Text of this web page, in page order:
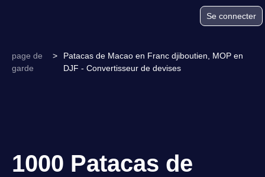
Se connecter
page de
garde
>
Patacas de Macao en Franc djiboutien, MOP en
DJF - Convertisseur de devises
1000 Patacas de